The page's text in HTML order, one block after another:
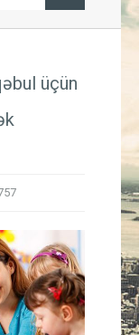
Azərbaycan
üçün